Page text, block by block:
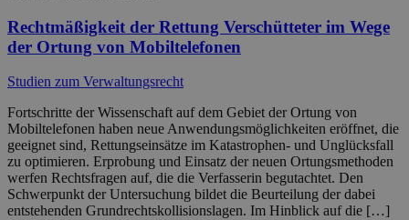
Rechtmäßigkeit der Rettung Verschütteter im Wege
der Ortung von Mobiltelefonen
Studien zum Verwaltungsrecht
Fortschritte der Wissenschaft auf dem Gebiet der Ortung von
Mobiltelefonen haben neue Anwendungsmöglichkeiten eröffnet, die
geeignet sind, Rettungseinsätze im Katastrophen- und Unglücksfall
zu optimieren. Erprobung und Einsatz der neuen Ortungsmethoden
werfen Rechtsfragen auf, die die Verfasserin begutachtet. Den
Schwerpunkt der Untersuchung bildet die Beurteilung der dabei
entstehenden Grundrechtskollisionslagen. Im Hinblick auf die […]